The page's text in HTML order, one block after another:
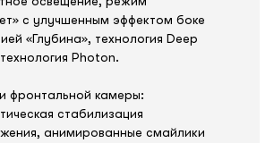
с улучшенным эффектом боке
«Глубина», технология Deep
Photon.
фронтальной камеры:
стабилизация
анимированные смайлики